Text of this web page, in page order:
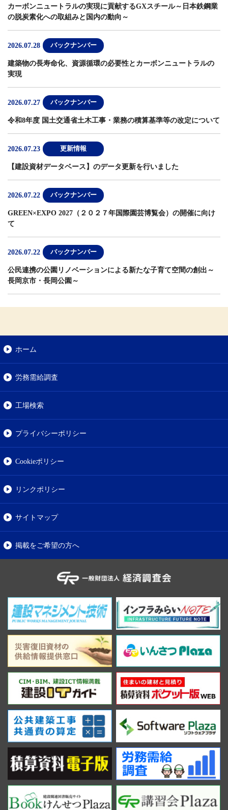
カーボンニュートラルの実現に貢献するGXスチール～日本鉄鋼業
の脱炭素化への取組みと国内の動向～
2026.07.28 バックナンバー
建築物の長寿命化、資源循環の必要性とカーボンニュートラルの
実現
2026.07.27 バックナンバー
令和8年度 国土交通省土木工事・業務の積算基準等の改定について
2026.07.23 更新情報
【建設資材データベース】 のデータ更新を行いました
2026.07.22 バックナンバー
GREEN×EXPO 2027（２０２７年国際園芸博覧会）の開催に向け
て
2026.07.22 バックナンバー
公民連携の公園リノベーションによる新たな子育て空間の創出～
長岡京市・長岡公園～
ホーム
労務需給調査
工場検索
プライバシーポリシー
Cookieポリシー
リンクポリシー
サイトマップ
掲載をご希望の方へ